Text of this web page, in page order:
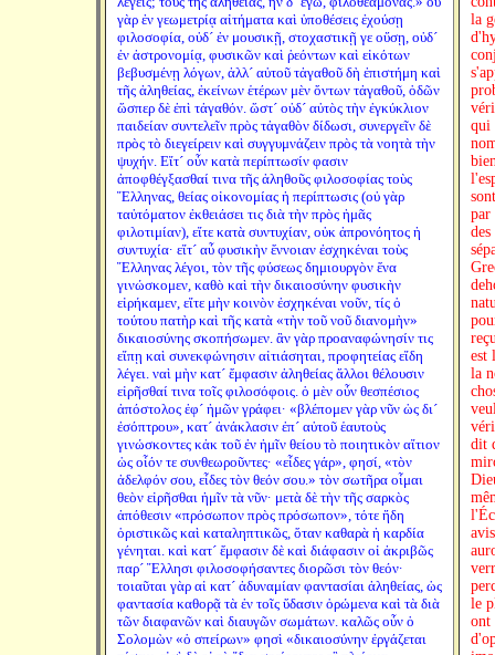
γὰρ ἐν γεωμετρίᾳ αἰτήματα καὶ ὑποθέσεις ἐχούσῃ
φιλοσοφία, οὐδ´ ἐν μουσικῇ, στοχαστικῇ γε οὔσῃ, οὐδ´
ἐν ἀστρονομίᾳ, φυσικῶν καὶ ῥεόντων καὶ εἰκότων
βεβυσμένῃ λόγων, ἀλλ´ αὐτοῦ τἀγαθοῦ δὴ ἐπιστήμη καὶ
τῆς ἀληθείας, ἐκείνων ἑτέρων μὲν ὄντων τἀγαθοῦ, ὁδῶν
ὥσπερ δὲ ἐπὶ τἀγαθόν. ὥστ´ οὐδ´ αὐτὸς τὴν ἐγκύκλιον
παιδείαν συντελεῖν πρὸς τἀγαθὸν δίδωσι, συνεργεῖν δὲ
πρὸς τὸ διεγείρειν καὶ συγγυμνάζειν πρὸς τὰ νοητὰ τὴν
ψυχήν. Εἴτ´ οὖν κατὰ περίπτωσίν φασιν
ἀποφθέγξασθαί τινα τῆς ἀληθοῦς φιλοσοφίας τοὺς
Ἕλληνας, θείας οἰκονομίας ἡ περίπτωσις (οὐ γὰρ
ταὐτόματον ἐκθειάσει τις διὰ τὴν πρὸς ἡμᾶς
φιλοτιμίαν), εἴτε κατὰ συντυχίαν, οὐκ ἀπρονόητος ἡ
συντυχία· εἴτ´ αὖ φυσικὴν ἔννοιαν ἐσχηκέναι τοὺς
Ἕλληνας λέγοι, τὸν τῆς φύσεως δημιουργὸν ἕνα
γινώσκομεν, καθὸ καὶ τὴν δικαιοσύνην φυσικὴν
εἰρήκαμεν, εἴτε μὴν κοινὸν ἐσχηκέναι νοῦν, τίς ὁ
τούτου πατὴρ καὶ τῆς κατὰ «τὴν τοῦ νοῦ διανομὴν»
δικαιοσύνης σκοπήσωμεν. ἂν γὰρ προαναφώνησίν τις
εἴπῃ καὶ συνεκφώνησιν αἰτιάσηται, προφητείας εἴδη
λέγει. ναὶ μὴν κατ´ ἔμφασιν ἀληθείας ἄλλοι θέλουσιν
εἰρῆσθαί τινα τοῖς φιλοσόφοις. ὁ μὲν οὖν θεσπέσιος
ἀπόστολος ἐφ´ ἡμῶν γράφει· «βλέπομεν γὰρ νῦν ὡς δι´
ἐσόπτρου», κατ´ ἀνάκλασιν ἐπ´ αὐτοῦ ἑαυτοὺς
γινώσκοντες κἀκ τοῦ ἐν ἡμῖν θείου τὸ ποιητικὸν αἴτιον
ὡς οἷόν τε συνθεωροῦντες· «εἶδες γάρ», φησί, «τὸν
ἀδελφόν σου, εἶδες τὸν θεόν σου.» τὸν σωτῆρα οἶμαι
θεὸν εἰρῆσθαι ἡμῖν τὰ νῦν· μετὰ δὲ τὴν τῆς σαρκὸς
ἀπόθεσιν «πρόσωπον πρὸς πρόσωπον», τότε ἤδη
ὁριστικῶς καὶ καταληπτικῶς, ὅταν καθαρὰ ἡ καρδία
γένηται. καὶ κατ´ ἔμφασιν δὲ καὶ διάφασιν οἱ ἀκριβῶς
παρ´ Ἕλλησι φιλοσοφήσαντες διορῶσι τὸν θεόν·
τοιαῦται γὰρ αἱ κατ´ ἀδυναμίαν φαντασίαι ἀληθείας, ὡς
φαντασία καθορᾷ τὰ ἐν τοῖς ὕδασιν ὁρώμενα καὶ τὰ διὰ
τῶν διαφανῶν καὶ διαυγῶν σωμάτων. καλῶς οὖν ὁ
Σολομὼν «ὁ σπείρων» φησὶ «δικαιοσύνην ἐργάζεται
la
qui
par
est
la
dit
le
ont